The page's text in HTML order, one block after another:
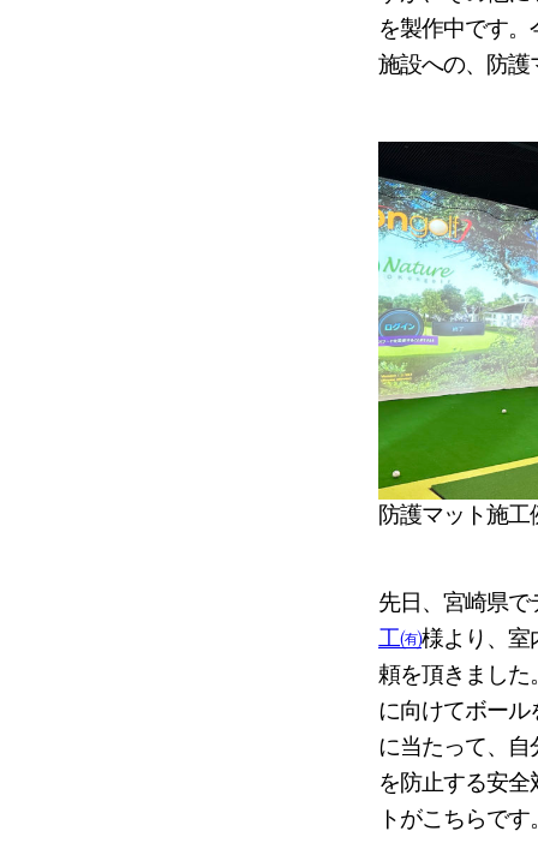
を製作中です
施設への、防護
防護マット施
先日、宮崎県
工㈲様より、室
頼を頂きまし
に向けてボー
に当たって、
を防止する安
トがこちらです